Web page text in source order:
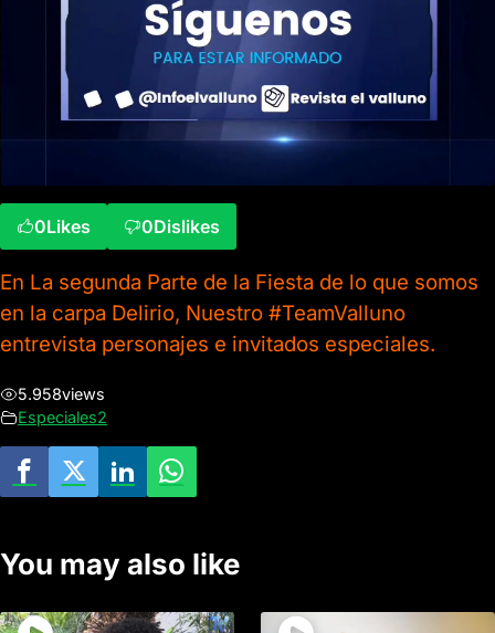
0Likes 0Dislikes
En La segunda Parte de la Fiesta de lo que somos
en la carpa Delirio, Nuestro #TeamValluno
entrevista personajes e invitados especiales.
5.958views
Especiales2
You may also like